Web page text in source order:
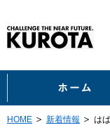
HOME 新着情報 は